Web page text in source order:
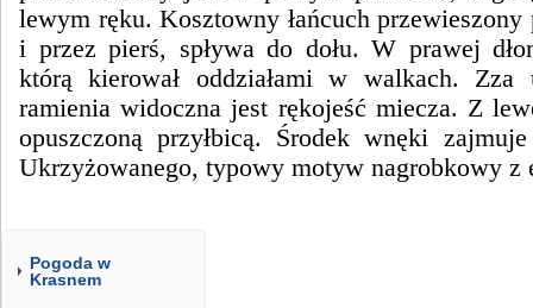
lewym ręku. Kosztowny łańcuch przewieszony
i przez pierś, spływa do dołu. W prawej
którą kierował oddziałami w walkach. Zza
ramienia widoczna jest rękojeść miecza. Z
opuszczoną przyłbicą. Środek wnęki
Ukrzyżowanego, typowy motyw nagrobkowy z
Pogoda w
Krasnem